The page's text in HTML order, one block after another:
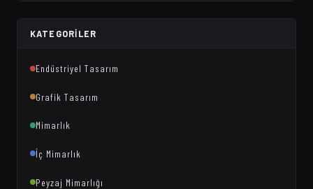
KATEGORILER
Endüstriyel Tasarım
Grafik Tasarım
Mimarlık
İç Mimarlık
Peyzaj Mimarlığı